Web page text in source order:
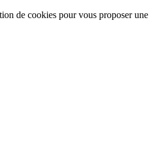
de cookies pour vous proposer